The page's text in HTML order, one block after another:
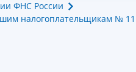
ФНС России
налогоплательщикам № 11